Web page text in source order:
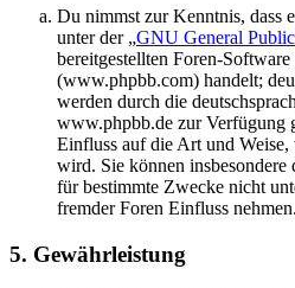
Du nimmst zur Kenntnis, dass
unter der „GNU General
bereitgestellten Foren-
(www.phpbb.com) handelt;
werden durch die
www.phpbb.de zur Verfügung
Einfluss auf die Art und
wird. Sie können
für bestimmte Zwecke nicht
fremder Foren Einfluss nehmen.
5. Gewährleistung